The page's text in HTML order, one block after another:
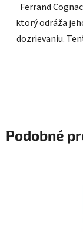
Ferrand
ktorý odráža
dozrievaniu.
Podobné